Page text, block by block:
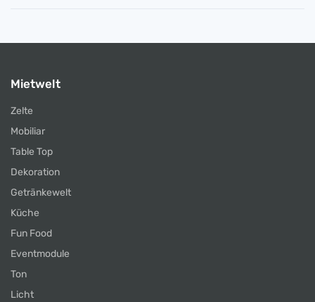
Mietwelt
Zelte
Mobiliar
Table Top
Dekoration
Getränkewelt
Küche
Fun Food
Eventmodule
Ton
Licht